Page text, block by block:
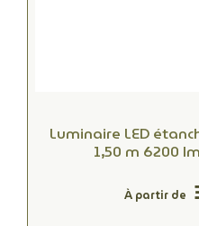
Luminaire LED
1,50 m 6200
À partir de